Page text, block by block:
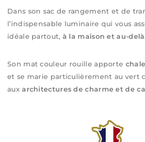
Dans son sac de rangement et de
l’indispensable luminaire qui vous
idéale partout, à la maison et au-
Son mat couleur rouille apporte
et se marie particulièrement au vert
auxarchitectures de charme et de